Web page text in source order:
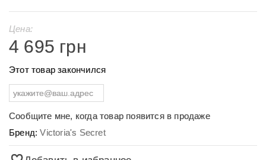
Цена:
4 695 грн
Этот товар закончился
Сообщите мне, когда товар появится в продаже
Бренд:Victoria's Secret